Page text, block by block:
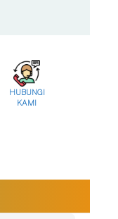
HUBUNGI
KAMI